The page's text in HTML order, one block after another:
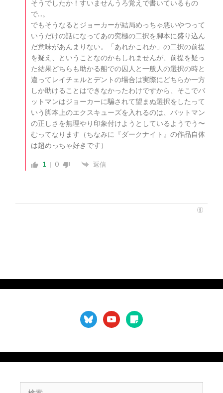
そうでしたか！すいませんうろ覚えで書いているもの
で…。
でもそうなるとジョーカーが結局めっちゃ悪いやつって
いうだけの話になってあの究極の二択を脚本に盛り込ん
だ意味があんまりない。「あれかこれか」の二択の前提
を疑え、ということなのかもしれませんが、前提を疑っ
た結果どちらも助かる船での囚人と一般人の選択の時と
違ってレイチェルとデントの場合は実際にどちらか一方
しか助けることはできなかったわけですから、そこでバ
ットマンはジョーカーに騙されて望まぬ選択をしたって
いう脚本上のエクスキューズを入れるのは、バットマン
の正しさを無理やり印象付けようとしているようでう〜
むってなります（ちなみに『ダークナイト』の作品自体
は超めっちゃ好きです）
1
0 返信
blueskyyoutubesticky-
note